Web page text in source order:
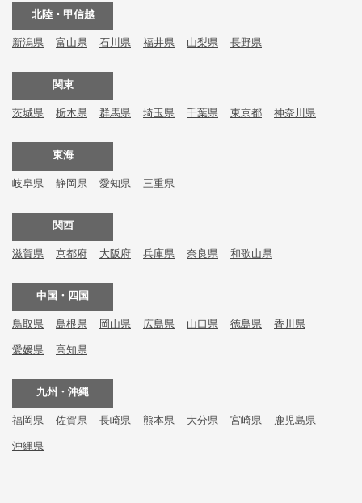
北陸・甲信越
新潟県 富山県 石川県 福井県 山梨県 長野県
関東
茨城県 栃木県 群馬県 埼玉県 千葉県 東京都 神奈川県
東海
岐阜県 静岡県 愛知県 三重県
関西
滋賀県 京都府 大阪府 兵庫県 奈良県 和歌山県
中国・四国
鳥取県 島根県 岡山県 広島県 山口県 徳島県 香川県
愛媛県 高知県
九州・沖縄
福岡県 佐賀県 長崎県 熊本県 大分県 宮崎県 鹿児島県
沖縄県